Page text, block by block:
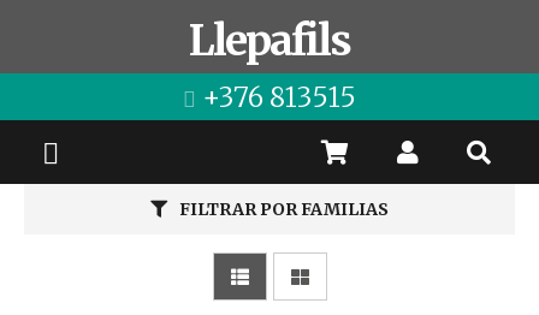
Llepafils
+376 813515
FILTRAR POR FAMILIAS